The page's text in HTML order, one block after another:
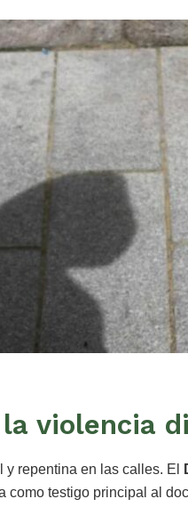
violencia
repentina en las calles. El
como testigo principal al